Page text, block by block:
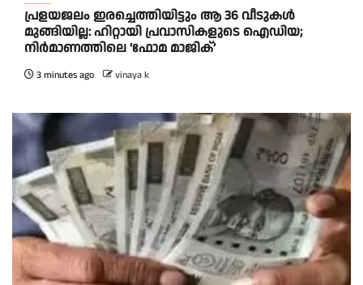
പ്രളയജലം ഇരച്ചെത്തിയിട്ടും ആ 36 വീടുകൾ
മുങ്ങിയില്ല: ഹിറ്റായി പ്രവാസികളുടെ ഐഡിയ;
നിർമാണത്തിലെ ‘ഫോമ മാജിക്’
3 minutes ago vinaya k